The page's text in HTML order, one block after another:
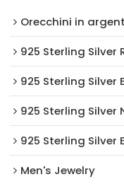
Orecchini in
925 Sterling Silver
925 Sterling Silver
925 Sterling Silver
925 Sterling Silver
Men's Jewelry